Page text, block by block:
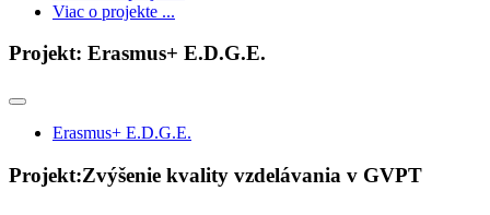
Viac o projekte ...
Projekt: Erasmus+ E.D.G.E.
Erasmus+ E.D.G.E.
Projekt:Zvýšenie kvality vzdelávania v GVPT